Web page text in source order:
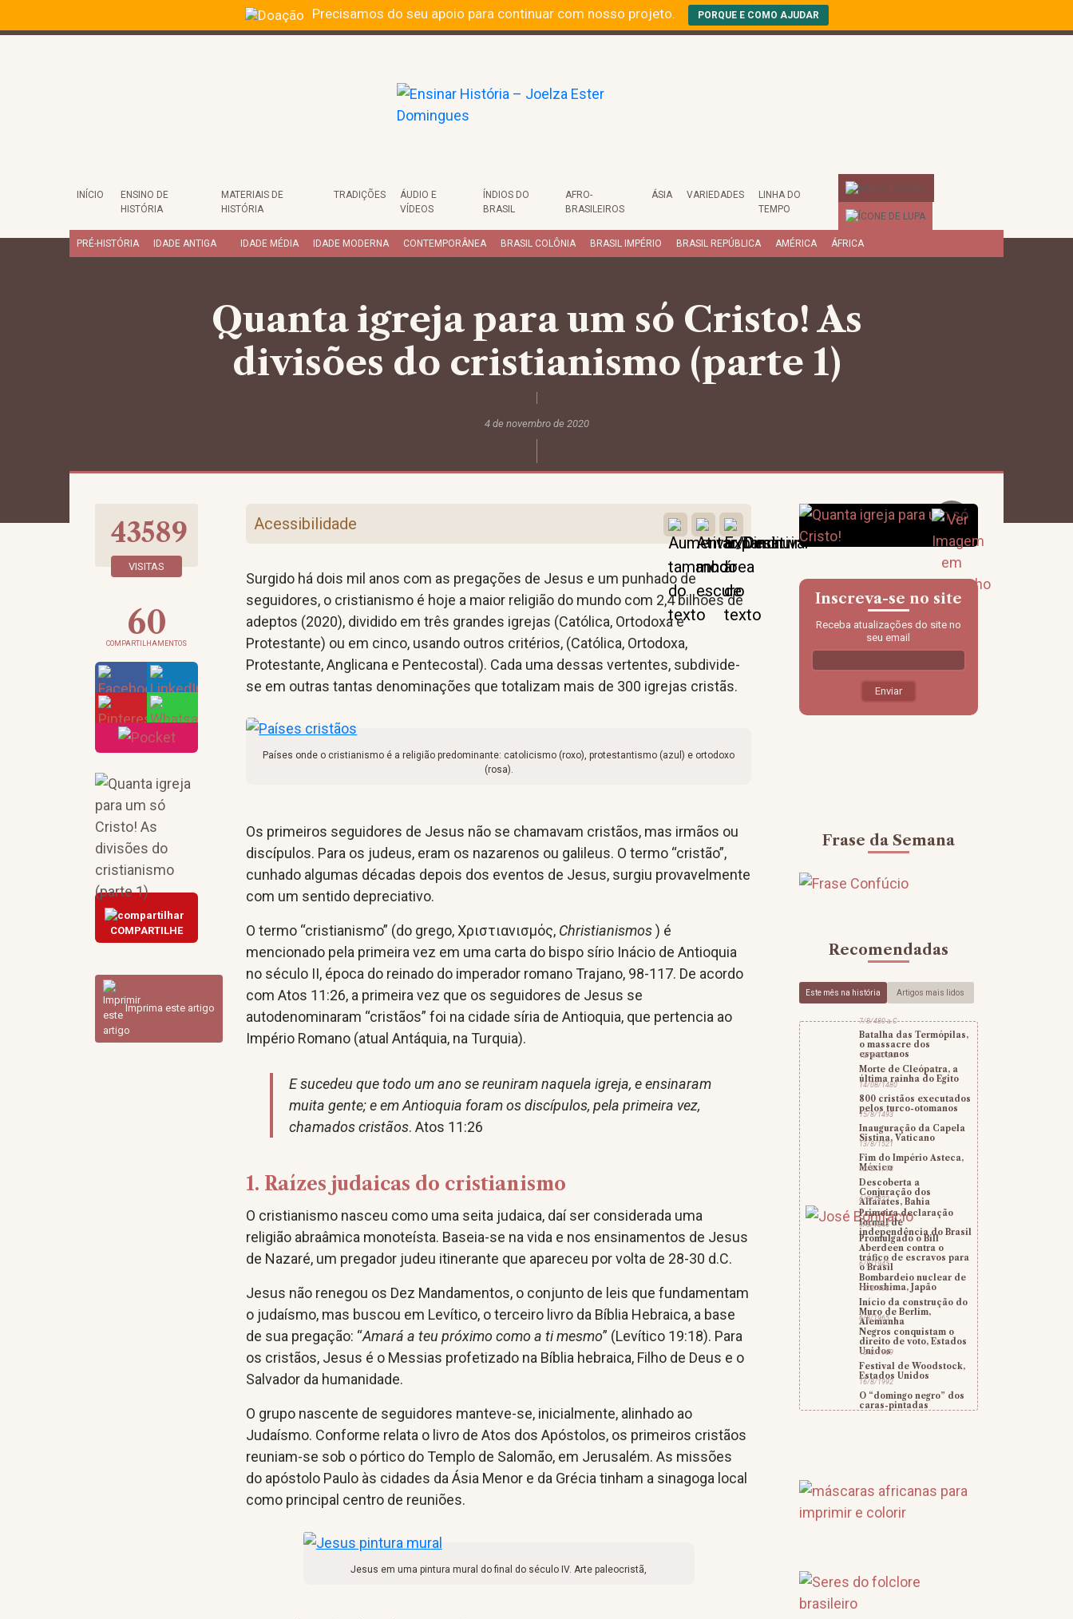
Precisamos do seu apoio para continuar com nosso projeto. PORQUE E COMO AJUDAR
INÍCIO
ENSINO DE
HISTÓRIA
MATERIAIS DE
HISTÓRIA
TRADIÇÕES
ÁUDIO E
VÍDEOS
ÍNDIOS DO
BRASIL
AFRO-
BRASILEIROS
ÁSIA VARIEDADES
LINHA DO
TEMPO
PRÉ-HISTÓRIA IDADE ANTIGA IDADE MÉDIA IDADE MODERNA CONTEMPORÂNEA BRASIL COLÔNIA BRASIL IMPÉRIO BRASIL REPÚBLICA AMÉRICA ÁFRICA
Quanta igreja para um só Cristo! As
divisões do cristianismo (parte 1)
4 de novembro de 2020
43589
VISITAS
60
COMPARTILHAMENTOS
COMPARTILHE
Imprima este artigo
Acessibilidade
Surgido há dois mil anos com as pregações de Jesus e um punhado de
seguidores, o cristianismo é hoje a maior religião do mundo com 2,4 bilhões de
adeptos (2020), dividido em três grandes igrejas (Católica, Ortodoxa e
Protestante) ou em cinco, usando outros critérios, (Católica, Ortodoxa,
Protestante, Anglicana e Pentecostal). Cada uma dessas vertentes, subdivide-
se em outras tantas denominações que totalizam mais de 300 igrejas cristãs.
Países onde o cristianismo é a religião predominante: catolicismo (roxo), protestantismo (azul) e ortodoxo
(rosa).
Os primeiros seguidores de Jesus não se chamavam cristãos, mas irmãos ou
discípulos. Para os judeus, eram os nazarenos ou galileus. O termo “cristão”,
cunhado algumas décadas depois dos eventos de Jesus, surgiu provavelmente
com um sentido depreciativo.
O termo “cristianismo” (do grego, Χριστιανισμός, Christianismos) é
mencionado pela primeira vez em uma carta do bispo sírio Inácio de Antioquia
no século II, época do reinado do imperador romano Trajano, 98-117. De acordo
com Atos 11:26, a primeira vez que os seguidores de Jesus se
autodenominaram “cristãos” foi na cidade síria de Antioquia, que pertencia ao
Império Romano (atual Antáquia, na Turquia).
E sucedeu que todo um ano se reuniram naquela igreja, e ensinaram
muita gente; e em Antioquia foram os discípulos, pela primeira vez,
chamados cristãos. Atos 11:26
1. Raízes judaicas do cristianismo
O cristianismo nasceu como uma seita judaica, daí ser considerada uma
religião abraâmica monoteísta. Baseia-se na vida e nos ensinamentos de Jesus
de Nazaré, um pregador judeu itinerante que apareceu por volta de 28-30 d.C.
Jesus não renegou os Dez Mandamentos, o conjunto de leis que fundamentam
o judaísmo, mas buscou em Levítico, o terceiro livro da Bíblia Hebraica, a base
de sua pregação: “Amará a teu próximo como a ti mesmo” (Levítico 19:18). Para
os cristãos, Jesus é o Messias profetizado na Bíblia hebraica, Filho de Deus e o
Salvador da humanidade.
O grupo nascente de seguidores manteve-se, inicialmente, alinhado ao
Judaísmo. Conforme relata o livro de Atos dos Apóstolos, os primeiros cristãos
reuniam-se sob o pórtico do Templo de Salomão, em Jerusalém. As missões
do apóstolo Paulo às cidades da Ásia Menor e da Grécia tinham a sinagoga local
como principal centro de reuniões.
Jesus em uma pintura mural do final do século IV. Arte paleocristã,
Inscreva-se no site
Receba atualizações do site no
seu email
Frase da Semana
Recomendadas
Este mês na história Artigos mais lidos
7/8/480 a.C
Batalha das Termópilas,
o massacre dos
espartanos
12/8/30 a.C
Morte de Cleópatra, a
última rainha do Egito
14/08/1480
800 cristãos executados
pelos turco-otomanos
15/8/1493
Inauguração da Capela
Sistina, Vaticano
13/8/1521
Fim do Império Asteca,
México
12/8/1798
Descoberta a
Conjuração dos
Alfaiates, Bahia
6/8/1822
Primeira declaração
formal de
independência do Brasil
9/8/1845
Promulgado o Bill
Aberdeen contra o
tráfico de escravos para
o Brasil
6/8/1945
Bombardeio nuclear de
Hiroshima, Japão
13/8/1961
Início da construção do
Muro de Berlim,
Alemanha
6/8/1965
Negros conquistam o
direito de voto, Estados
Unidos
15/8/1969
Festival de Woodstock,
Estados Unidos
16/8/1992
O “domingo negro” dos
caras-pintadas